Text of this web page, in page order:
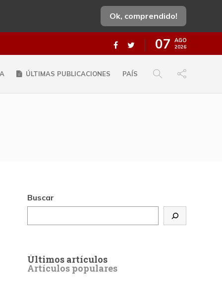
Ok, comprendido!
07 AGO
2026
ÚLTIMAS PUBLICACIONES PAÍS
Buscar
Últimos artículos
Artículos populares